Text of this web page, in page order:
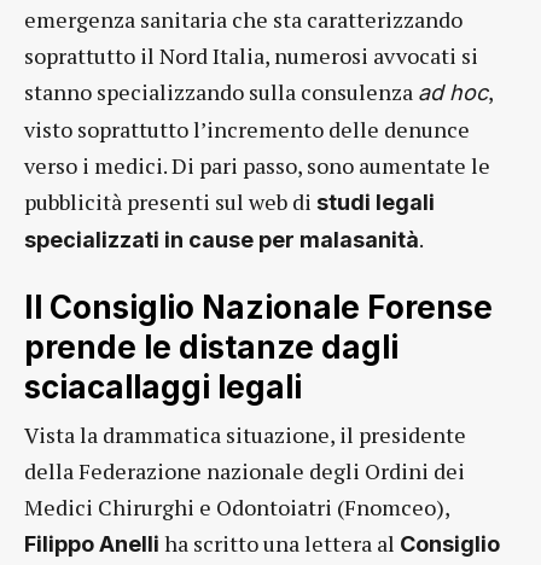
emergenza sanitaria che sta caratterizzando
soprattutto il Nord Italia, numerosi avvocati si
stanno specializzando sulla consulenza ad hoc,
visto soprattutto l’incremento delle denunce
verso i medici. Di pari passo, sono aumentate le
pubblicità presenti sul web di studi legali
specializzati in cause per malasanità.
Il Consiglio Nazionale Forense
prende le distanze dagli
sciacallaggi legali
Vista la drammatica situazione, il presidente
della Federazione nazionale degli Ordini dei
Medici Chirurghi e Odontoiatri (Fnomceo),
Filippo Anelli ha scritto una lettera al Consiglio